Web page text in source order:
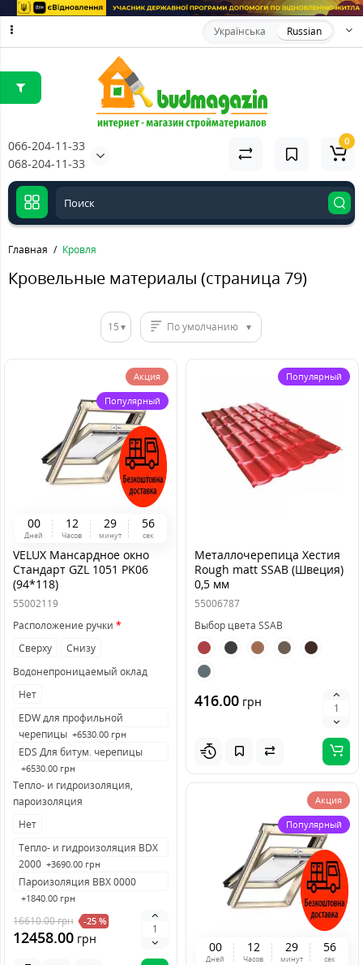
Українська Russian
066-204-11-33
068-204-11-33
0
Главная Кровля
Кровельные материалы (страница 79)
15 По умолчанию
Акция
Популярный
00
Дней
1 2
Часов
29
минут
56
сек
VELUX Мансардное окно
Стандарт GZL 1051 PK06
(94*118)
55002119
Расположение ручки
Сверху
Снизу
Водонепроницаемый оклад
Нет
EDW для профильной
черепицы +6530.00 грн
EDS Для битум. черепицы
+6530.00 грн
Тепло- и гидроизоляция,
пароизоляция
Нет
Тепло- и гидроизоляция BDX
2000 +3690.00 грн
Пароизоляция BBX 0000
+1840.00 грн
16610.00грн -25 %
12458.00 грн
Популярный
Металлочерепица Хестия
Rough matt SSAB (Швеция)
0,5 мм
55006787
Выбор цвета SSAB
416.00 грн
Акция
Популярный
00
Дней
1 2
Часов
29
минут
56
сек